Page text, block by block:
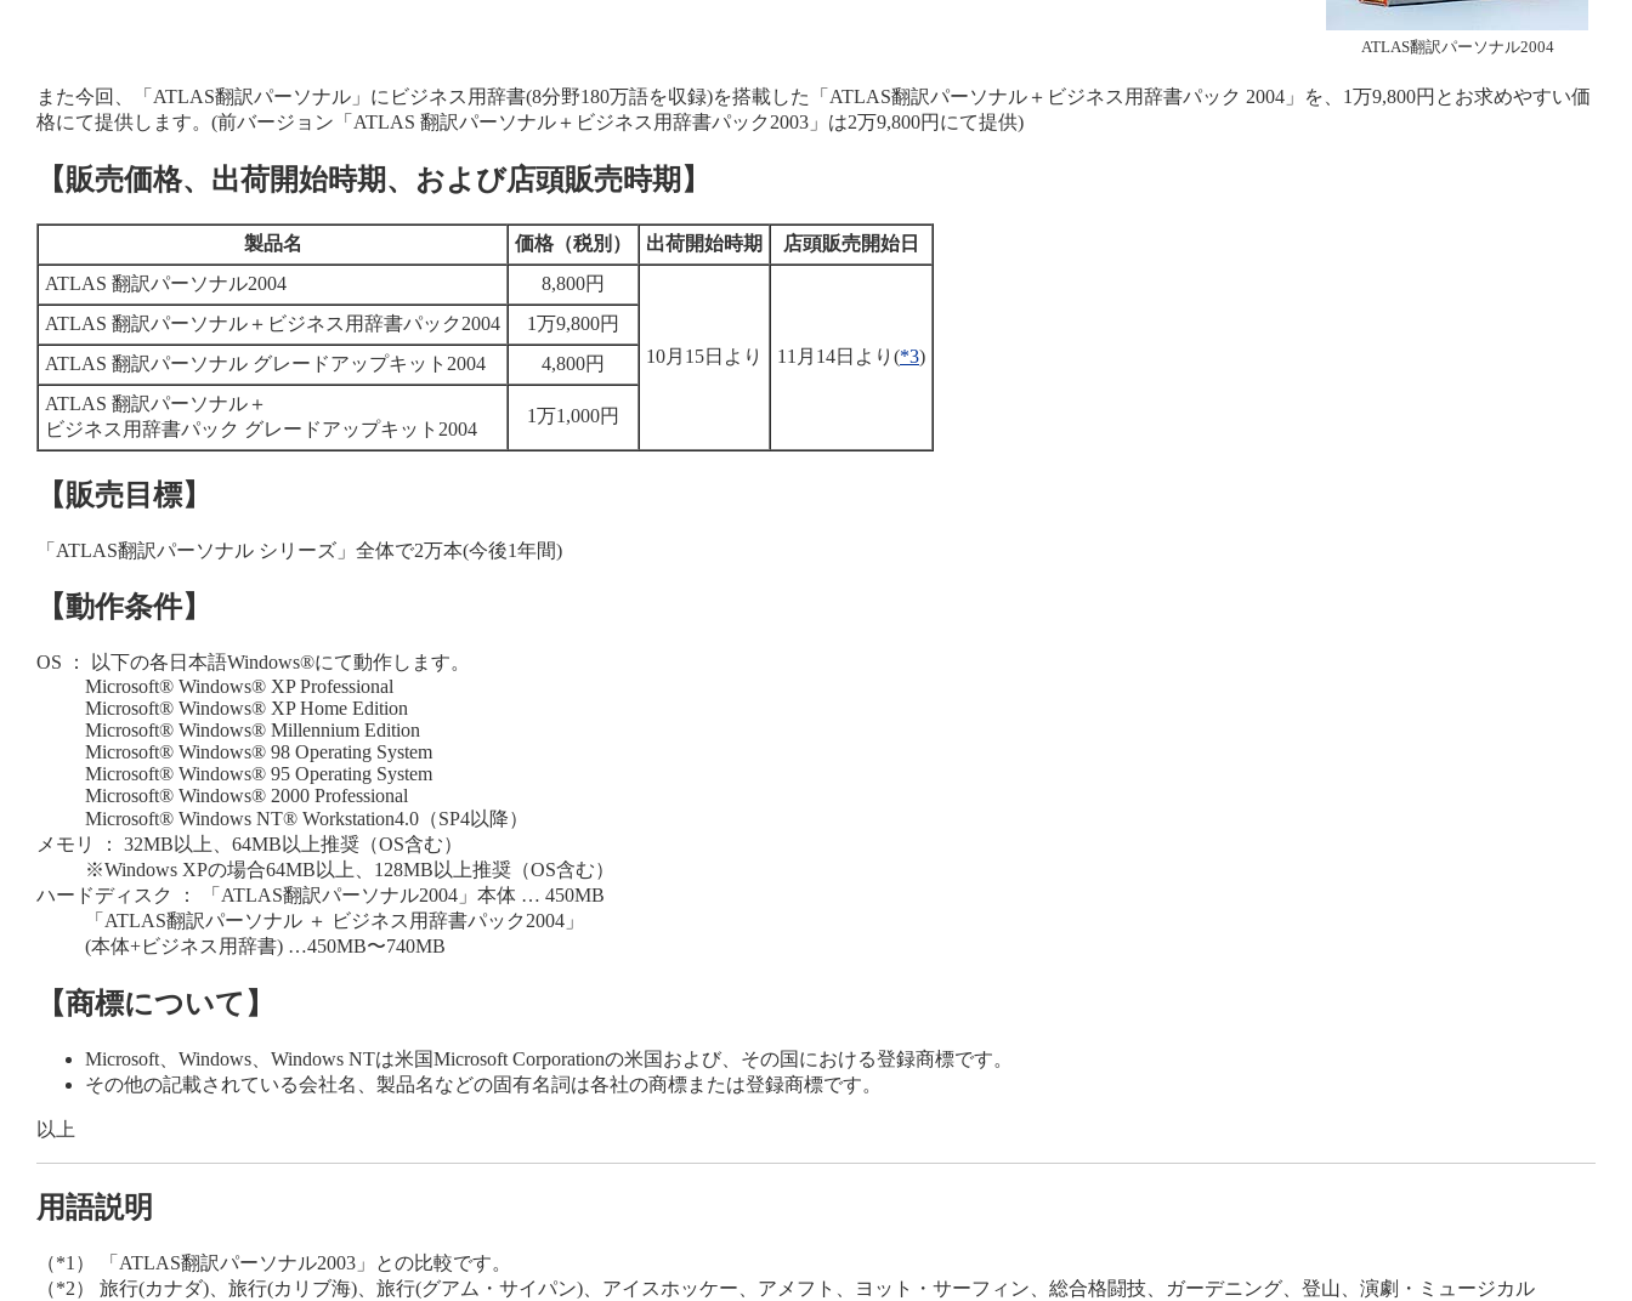
ATLAS翻訳パーソナル2004
また今回、「ATLAS翻訳パーソナル」にビジネス用辞書(8分野180万語を収録)を搭載した「ATLAS翻訳パーソナル＋ビジネス用辞書パック 2004」を、1万9,800円とお求めやすい価
格にて提供します。(前バージョン「ATLAS 翻訳パーソナル＋ビジネス用辞書パック2003」は2万9,800円にて提供)
【販売価格、出荷開始時期、および店頭販売時期】
製品名 価格（税別） 出荷開始時期
店頭販売開始日
ATLAS 翻訳パーソナル2004
8,800円
10月15日より 11月14日より(*3)
ATLAS 翻訳パーソナル＋ビジネス用辞書パック2004
1万9,800円
ATLAS 翻訳パーソナル グレードアップキット2004
4,800円
ATLAS 翻訳パーソナル＋
ビジネス用辞書パック グレードアップキット2004
1万1,000円
【販売目標】
「ATLAS翻訳パーソナル シリーズ」全体で2万本(今後1年間)
【動作条件】
OS ： 以下の各日本語Windows®にて動作します。
Microsoft® Windows® XP Professional
Microsoft® Windows® XP Home Edition
Microsoft® Windows® Millennium Edition
Microsoft® Windows® 98 Operating System
Microsoft® Windows® 95 Operating System
Microsoft® Windows® 2000 Professional
Microsoft® Windows NT® Workstation4.0（SP4以降）
メモリ ： 32MB以上、64MB以上推奨（OS含む）
※Windows XPの場合64MB以上、128MB以上推奨（OS含む）
ハードディスク ： 「ATLAS翻訳パーソナル2004」本体 … 450MB
「ATLAS翻訳パーソナル ＋ ビジネス用辞書パック2004」
(本体+ビジネス用辞書) …450MB〜740MB
【商標について】
Microsoft、Windows、Windows NTは米国Microsoft Corporationの米国および、その国における登録商標です。
その他の記載されている会社名、製品名などの固有名詞は各社の商標または登録商標です。
以上
用語説明
（*1）
「ATLAS翻訳パーソナル2003」との比較です。
（*2）
旅行(カナダ)、旅行(カリブ海)、旅行(グアム・サイパン)、アイスホッケー、アメフト、ヨット・サーフィン、総合格闘技、ガーデニング、登山、演劇・ミュージカル